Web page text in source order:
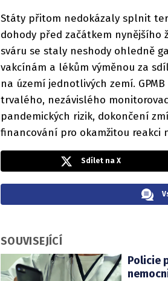
Státy přitom nedokázaly splnit
dohody před začátkem nynějšího
sváru se staly neshody ohledně
vakcínám a lékům výměnou za
na území jednotlivých zemí.
trvalého, nezávislého
pandemických rizik, dokončení
financování pro okamžitou reakci
Sdílet na X
SOUVISEJÍCÍ
Policie